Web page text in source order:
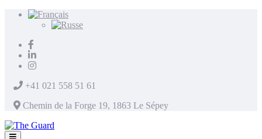
+41 021 558 51 61
Chemin de la Forge 19, 1863 Le Sépey